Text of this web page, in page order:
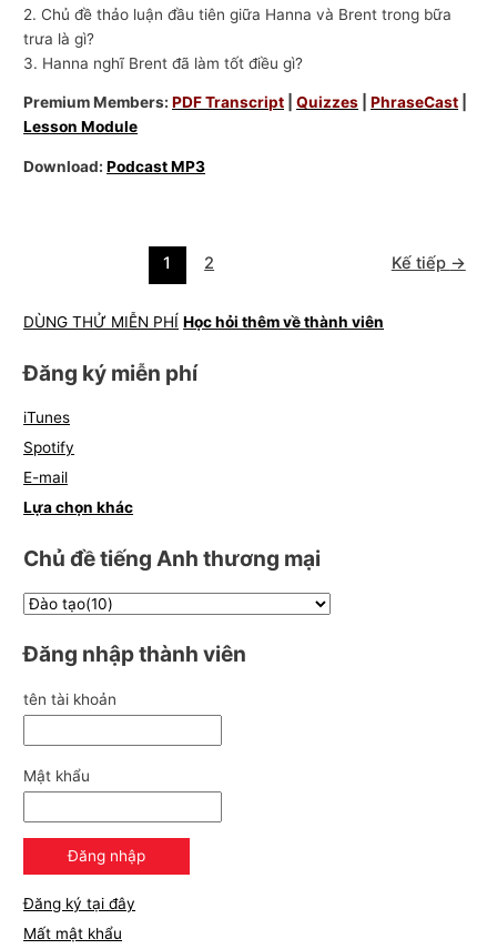
2. Chủ đề thảo luận đầu tiên giữa Hanna và Brent trong bữa
trưa là gì?
3. Hanna nghĩ Brent đã làm tốt điều gì?
Premium Members:PDF Transcript |Quizzes |PhraseCast
Lesson Module
Download:Podcast MP3
1 2 Kế tiếp →
DÙNG THỬ MIỄN PHÍ Học hỏi thêm về thành viên
Đăng ký miễn phí
iTunes
Spotify
E-mail
Lựa chọn khác
Chủ đề tiếng Anh thương mại
Đăng nhập thành viên
tên tài khoản
Mật khẩu
Đăng ký tại đây
Mất mật khẩu